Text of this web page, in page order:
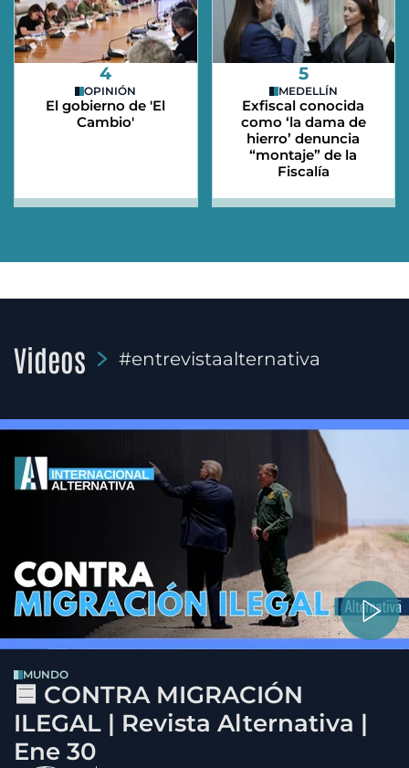
4
OPINIÓN
El gobierno de 'El
Cambio'
5
MEDELLÍN
Exfiscal conocida
como ‘la dama de
hierro’ denuncia
“montaje” de la
Fiscalía
Videos #entrevistaalternativa
MUNDO
🟦 CONTRA MIGRACIÓN
ILEGAL | Revista Alternativa |
Ene 30